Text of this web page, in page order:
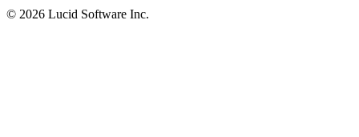
© 2026 Lucid Software Inc.